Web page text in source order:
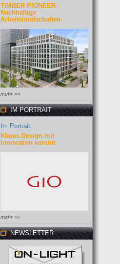
TIMBER PIONEER -
Nachhaltige
Arbeitslandschaften
mehr >>
IM PORTRAIT
Im Portrait
Klares Design mit
Innovation vereint
mehr >>
NEWSLETTER